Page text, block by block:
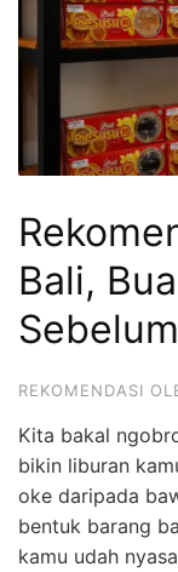
Bali,
REKOMENDASI
Kita bakal
bikin liburan
oke daripada
bentuk barang
kamu udah